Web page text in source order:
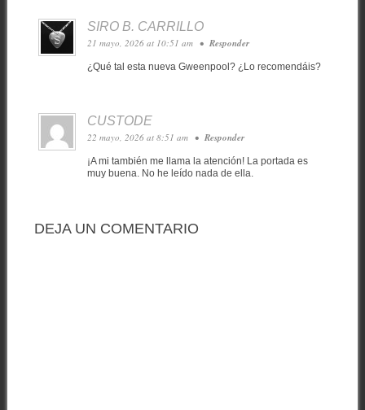
SIRO B. CARRILLO
21 mayo, 2026 at 10:51 am • Responder
¿Qué tal esta nueva Gweenpool? ¿Lo recomendáis?
CUSTODE
22 mayo, 2026 at 8:51 am • Responder
¡A mi también me llama la atención! La portada es
muy buena. No he leído nada de ella.
DEJA UN COMENTARIO